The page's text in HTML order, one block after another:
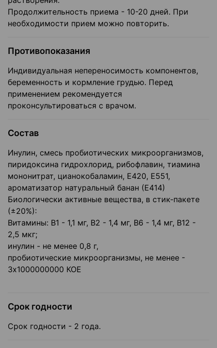
Продолжительность приема - 10-20 дней. При
необходимости прием можно повторить.
Противопоказания
Индивидуальная непереносимость компонентов,
беременность и кормление грудью. Перед
применением рекомендуется
проконсультироваться с врачом.
Состав
Инулин, смесь пробиотических микроорганизмов,
пиридоксина гидрохлорид, рибофлавин, тиамина
мононитрат, цианокобаламин, Е420, Е551,
ароматизатор натуральный банан (Е414)
Биологически активные вещества, в стик-пакете
(±20%):
Витамины: В1 - 1,1 мг, В2 - 1,4 мг, В6 - 1,4 мг, В12 -
2,5 мкг;
инулин - не менее 0,8 г,
пробиотические микроорганизмы, не менее -
3х1000000000 КОЕ
Срок годности
Срок годности - 2 года.